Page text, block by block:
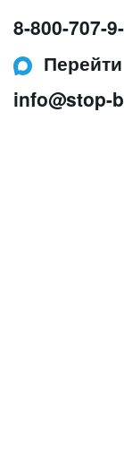
8-800-707-
info@stop-